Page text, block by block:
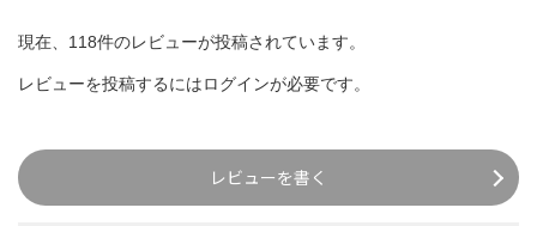
現在、118件のレビューが投稿されています。
レビューを投稿するにはログインが必要です。
レビューを書く